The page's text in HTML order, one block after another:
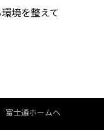
境を整えて
富士通ホームへ